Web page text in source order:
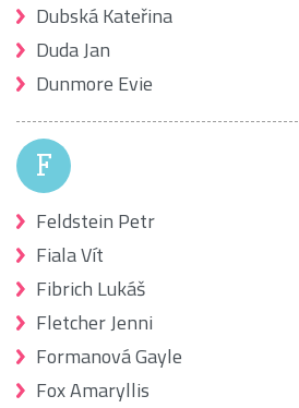
Dubská Kateřina
Duda Jan
Dunmore Evie
F
Feldstein Petr
Fiala Vít
Fibrich Lukáš
Fletcher Jenni
Formanová Gayle
Fox Amaryllis